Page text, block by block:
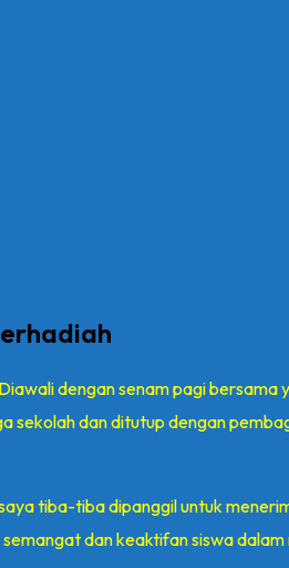
dengan senam pagi bersama
sekolah dan ditutup dengan
tiba-tiba dipanggil untuk
dan keaktifan siswa